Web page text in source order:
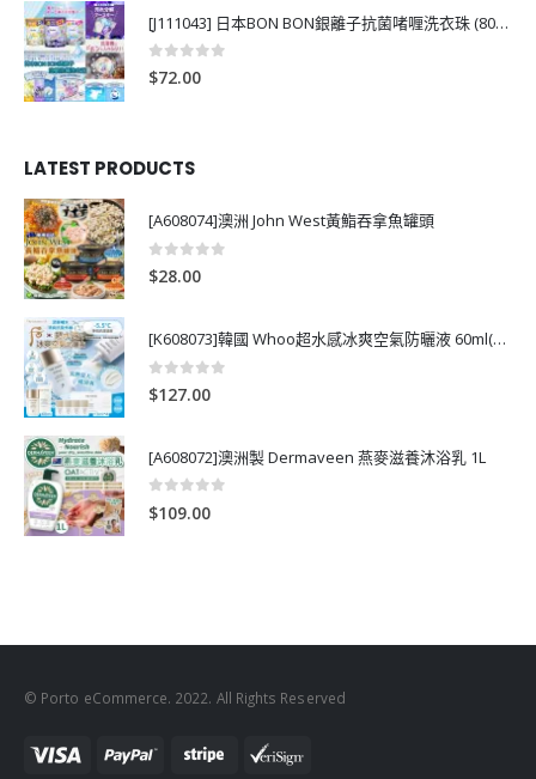
[J111043] 日本BON BON銀離子抗菌啫喱洗衣珠 (80粒)
0out of 5
$72.00
LATEST PRODUCTS
[A608074]澳洲 John West黃鮨吞拿魚罐頭
0
$28.00
[K608073]韓國 Whoo超水感冰爽空氣防曬液 60ml(送13ml*4支)
0
$127.00
[A608072]澳洲製 Dermaveen 燕麥滋養沐浴乳 1L
0
$109.00
© Porto eCommerce. 2022. All Rights Reserved